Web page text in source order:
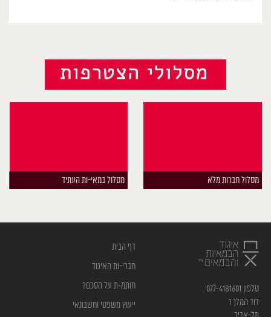
מסלול חברות מלא מסלול במאי-ות העתיד
טלפון 077-4181601
דוד המלך 1
דף הבית
חברי-ות האיגוד
חותמ-ת על הסכם?
ייעוץ משפטי וחשבונאי